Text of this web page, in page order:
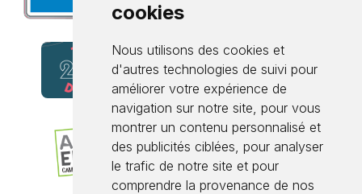
cookies
Nous utilisons des cookies et
d'autres technologies de suivi pour
améliorer votre expérience de
navigation sur notre site, pour vous
montrer un contenu personnalisé et
des publicités ciblées, pour analyser
le trafic de notre site et pour
comprendre la provenance de nos